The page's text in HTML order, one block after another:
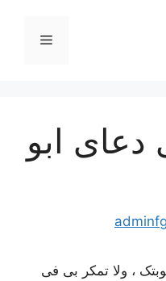
فهرست
ابو
، ولا تمکر بی فی